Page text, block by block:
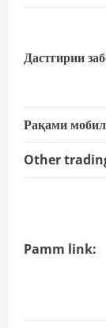
Дастгирии
Рақами
Other
Pamm link: